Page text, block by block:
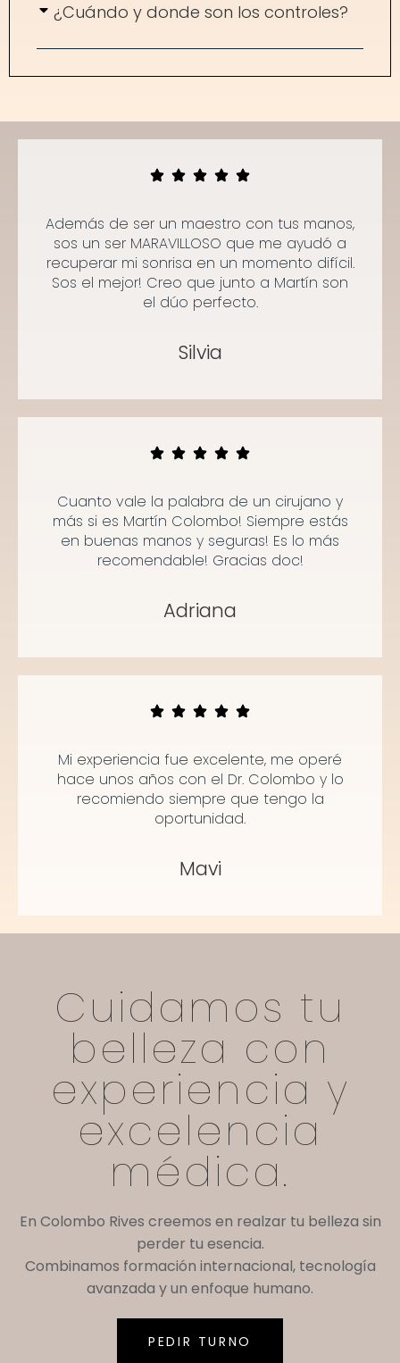
¿Cuándo y donde son los controles?
Además de ser un maestro con tus manos,
sos un ser MARAVILLOSO que me ayudó a
recuperar mi sonrisa en un momento difícil.
Sos el mejor! Creo que junto a Martín son
el dúo perfecto.
Silvia
Cuanto vale la palabra de un cirujano y
más si es Martín Colombo! Siempre estás
en buenas manos y seguras! Es lo más
recomendable! Gracias doc!
Adriana
Mi experiencia fue excelente, me operé
hace unos años con el Dr. Colombo y lo
recomiendo siempre que tengo la
oportunidad.
Mavi
Cuidamos tu
belleza con
experiencia y
excelencia
médica.
En Colombo Rives creemos en realzar tu belleza sin
perder tu esencia.
Combinamos formación internacional, tecnología
avanzada y un enfoque humano.
PEDIR TURNO